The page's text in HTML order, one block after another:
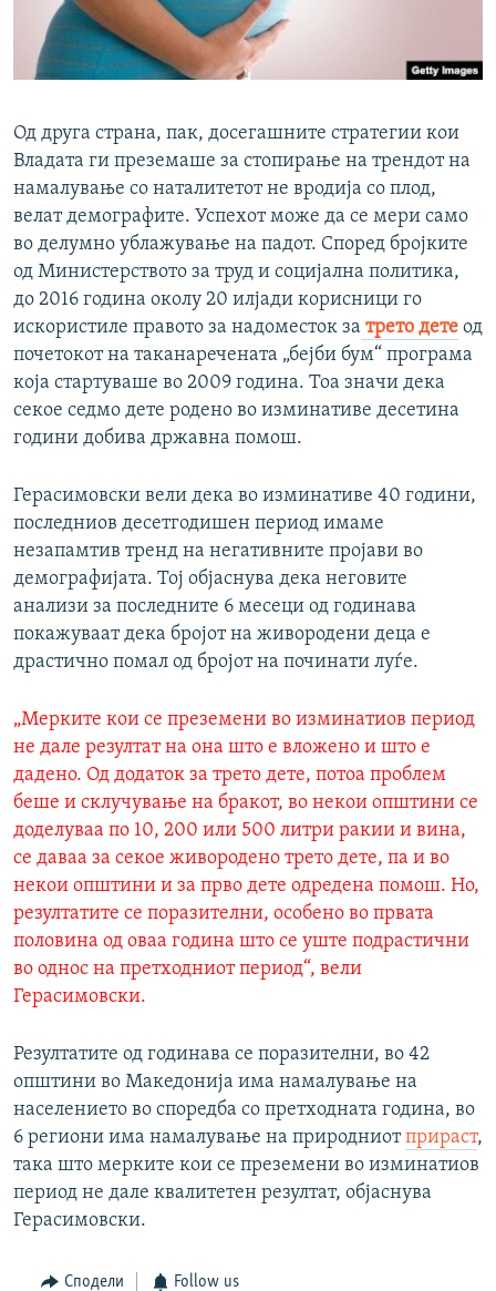
Од друга страна, пак, досегашните стратегии кои
Владата ги преземаше за стопирање на трендот на
намалување со наталитетот не вродија со плод,
велат демографите. Успехот може да се мери само
во делумно ублажување на падот. Според бројките
од Министерството за труд и социјална политика,
до 2016 година околу 20 илјади корисници го
искористиле правото за надоместок за трето дете од
почетокот на таканаречената „бејби бум“ програма
која стартуваше во 2009 година. Тоа значи дека
секое седмо дете родено во изминативе десетина
години добива државна помош.
Герасимовски вели дека во изминативе 40 години,
последниов десетгодишен период имаме
незапамтив тренд на негативните пројави во
демографијата. Тој објаснува дека неговите
анализи за последните 6 месеци од годинава
покажуваат дека бројот на живородени деца е
драстично помал од бројот на починати луѓе.
„Мерките кои се преземени во изминатиов период
не дале резултат на она што е вложено и што е
дадено. Од додаток за трето дете, потоа проблем
беше и склучување на бракот, во некои општини се
доделуваа по 10, 200 или 500 литри ракии и вина,
се даваа за секое живородено трето дете, па и во
некои општини и за прво дете одредена помош. Но,
резултатите се поразителни, особено во првата
половина од оваа година што се уште подрастични
во однос на претходниот период“, вели
Герасимовски.
Резултатите од годинава се поразителни, во 42
општини во Македонија има намалување на
населението во споредба со претходната година, во
6 региони има намалување на природниотприраст,
така што мерките кои се преземени во изминатиов
период не дале квалитетен резултат, објаснува
Герасимовски.
Сподели Follow us